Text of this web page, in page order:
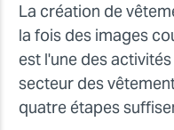
La création de
la fois des images
est l'une des
secteur des
quatre étapes